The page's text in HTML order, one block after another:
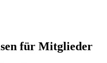
für Mitglieder